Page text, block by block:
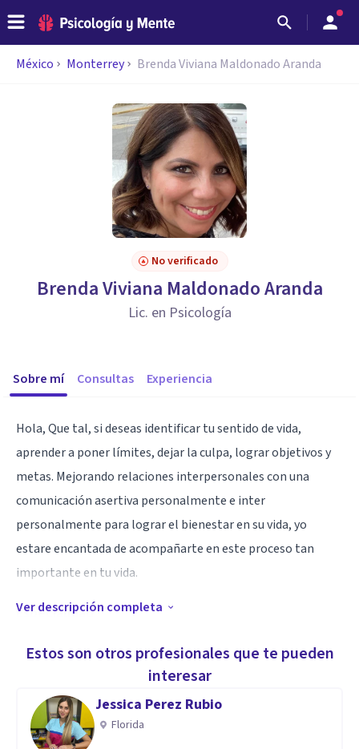
México Monterrey Brenda Viviana Maldonado Aranda
No verificado
Brenda Viviana Maldonado Aranda
Lic. en Psicología
Sobre mí Consultas Experiencia
Hola, Que tal, si deseas identificar tu sentido de vida,
aprender a poner límites, dejar la culpa, lograr objetivos y
metas. Mejorando relaciones interpersonales con una
comunicación asertiva personalmente e inter
personalmente para lograr el bienestar en su vida, yo
estare encantada de acompañarte en este proceso tan
importante en tu vida.
Especialidad
reconociendo todo el impacto en tu vida y en tu entorno de
Aptitudes
Ver descripción completa
Estos son otros profesionales que te pueden
interesar
Jessica Perez Rubio
Florida